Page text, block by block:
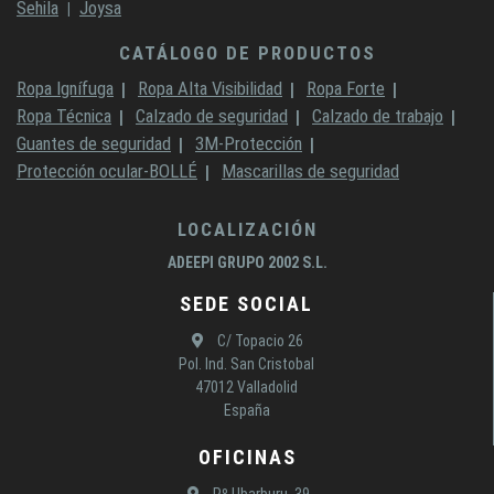
Sehila
Joysa
CATÁLOGO DE PRODUCTOS
Ropa Ignífuga
Ropa Alta Visibilidad
Ropa Forte
Ropa Técnica
Calzado de seguridad
Calzado de trabajo
Guantes de seguridad
3M-Protección
Protección ocular-BOLLÉ
Mascarillas de seguridad
LOCALIZACIÓN
ADEEPI GRUPO 2002 S.L.
SEDE SOCIAL
C/ Topacio 26
Pol. Ind. San Cristobal
47012 Valladolid
España
OFICINAS